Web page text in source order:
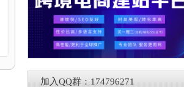
加入QQ群：174796271